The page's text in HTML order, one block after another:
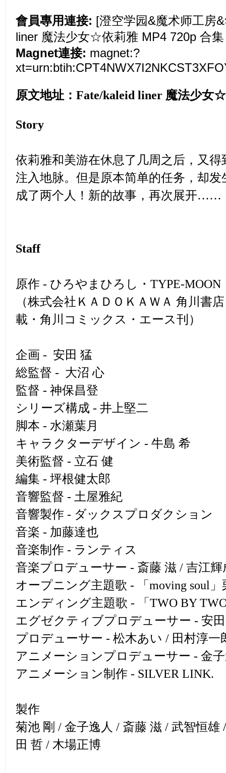
會員專用連接: [澄空学园&魔术师工房
liner 魔法少女☆依莉雅 MP4 720p 合集
Magnet連接: magnet:?
原文地址： Fate/kaleid liner 魔法少女
Story
依莉雅和美游在休息了几周之后，又
注入地脉。但是原本简单的任务，却
成了两个人！新的故事，再次展开……
Staff
原作 - ひろやまひろし・TYPE-MOON
（株式会社ＫＡＤＯＫＡＷＡ 角川書
載・角川コミックス・エース刊）
企画 - 安田 猛
総監督 - 大沼 心
監督 - 神保昌登
シリーズ構成 - 井上堅二
脚本 - 水瀬葉月
キャラクターデザイン - 牛島 希
美術監督 - 立石 健
編集 - 坪根健太郎
音響監督 - 土屋雅紀
音響製作 - ダックスプロダクション
音楽 - 加藤達也
音楽制作 - ランティス
音楽プロデューサー - 斎藤 滋 / 吉江輝
オープニング主題歌 - 「moving soul
エンディング主題歌 - 「TWO BY
エグゼクティブプロデューサー - 安
プロデューサー - 松木あい / 田村淳一
アニメーションプロデューサー - 金
アニメーション制作 - SILVER LINK.
製作
菊池 剛 / 金子逸人 / 斎藤 滋 / 武智恒雄
田 哲 / 木場正博